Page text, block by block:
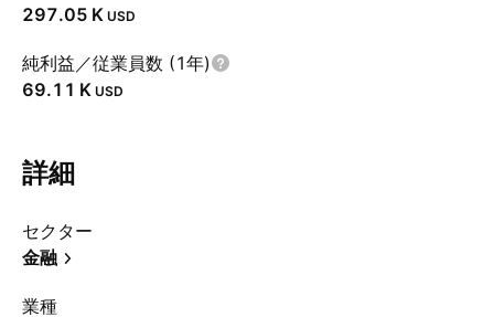
‪297.05 K‬ USD
純利益／従業員数 (1年)
‪69.11 K‬ USD
詳細
セクター
金融
業種